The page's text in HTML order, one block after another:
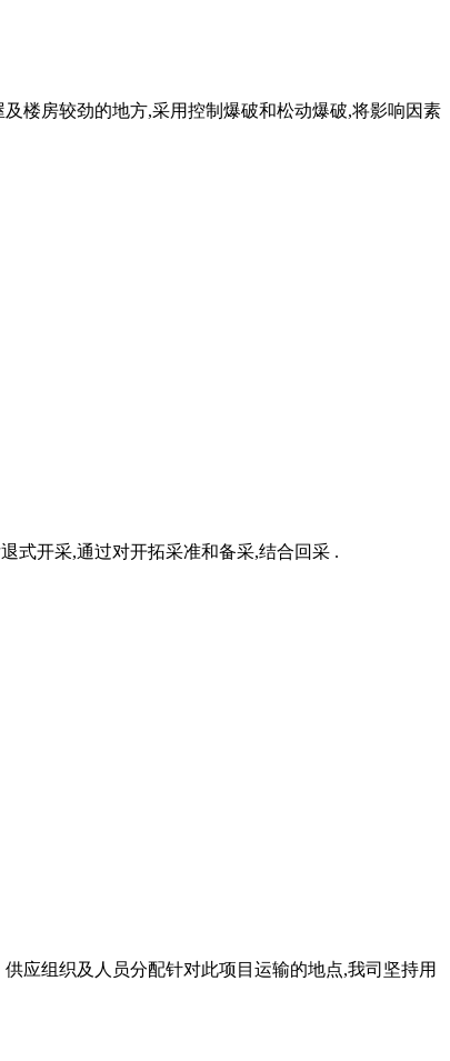
楼房较劲的地方,采用控制爆破和松动爆破,将影响因素
式开采,通过对开拓采准和备采,结合回采 .
应组织及人员分配针对此项目运输的地点,我司坚持用